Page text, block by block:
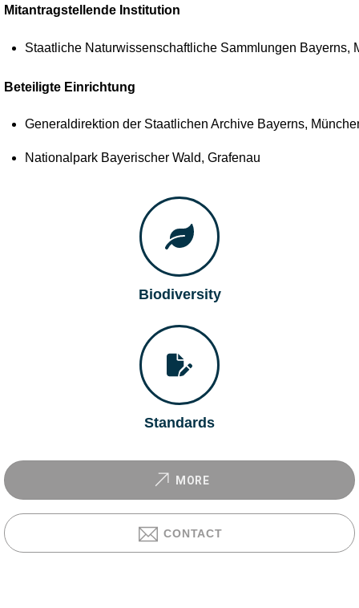
Mitantragstellende Institution
Staatliche Naturwissenschaftliche Sammlungen Bayerns,
Beteiligte Einrichtung
Generaldirektion der Staatlichen Archive Bayerns,
Nationalpark Bayerischer Wald, Grafenau
Biodiversity
Standards
MORE
CONTACT